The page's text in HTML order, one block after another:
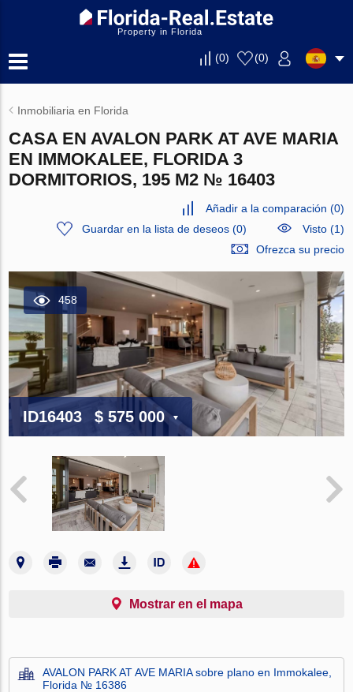
Property in Florida
(0) (0)
Inmobiliaria en Florida
CASA EN AVALON PARK AT AVE MARIA
EN IMMOKALEE, FLORIDA 3
DORMITORIOS, 195 M2 № 16403
Añadir a la comparación (0)
Guardar en la lista de deseos(0)
Visto (1)
Ofrezca su precio
458
ID16403 $ 575 000
Mostrar en el mapa
AVALON PARK AT AVE MARIA sobre plano en Immokalee,
Florida № 16386